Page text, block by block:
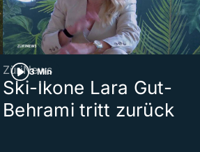
3 Min
ZüriNews
Ski-Ikone Lara Gut-
Behrami tritt zurück